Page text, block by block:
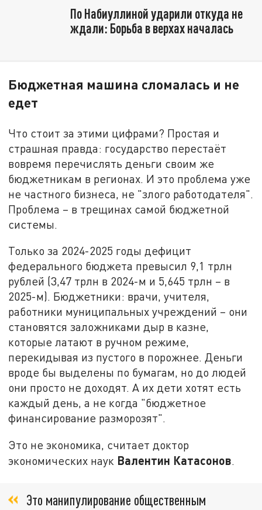
По Набиуллиной ударили откуда не
ждали: Борьба в верхах началась
Бюджетная машина сломалась и не
едет
Что стоит за этими цифрами? Простая и
страшная правда: государство перестаёт
вовремя перечислять деньги своим же
бюджетникам в регионах. И это проблема уже
не частного бизнеса, не "злого работодателя".
Проблема – в трещинах самой бюджетной
системы.
Только за 2024-2025 годы дефицит
федерального бюджета превысил 9,1 трлн
рублей (3,47 трлн в 2024-м и 5,645 трлн – в
2025-м). Бюджетники: врачи, учителя,
работники муниципальных учреждений – они
становятся заложниками дыр в казне,
которые латают в ручном режиме,
перекидывая из пустого в порожнее. Деньги
вроде бы выделены по бумагам, но до людей
они просто не доходят. А их дети хотят есть
каждый день, а не когда "бюджетное
финансирование разморозят".
Это не экономика, считает доктор
экономических наук Валентин Катасонов.
Это манипулирование общественным